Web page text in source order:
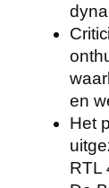
en
Het
RTL